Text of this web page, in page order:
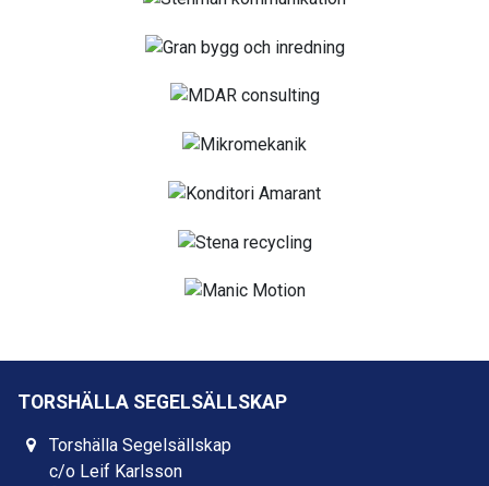
TORSHÄLLA SEGELSÄLLSKAP
Torshälla Segelsällskap
c/o Leif Karlsson